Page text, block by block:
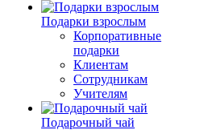
Подарки взрослым
Корпоративные
подарки
Клиентам
Сотрудникам
Учителям
Подарочный чай